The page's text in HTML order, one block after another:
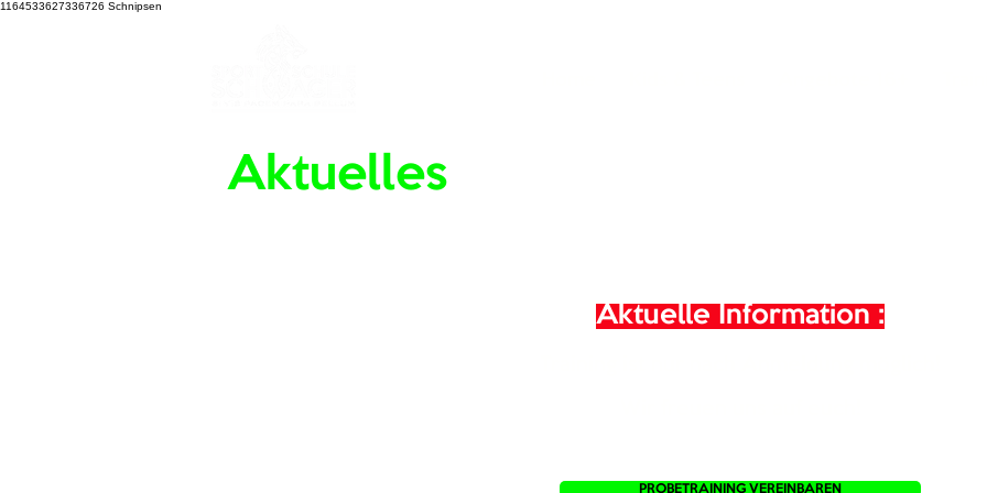
1164533627336726 Schnipsen
Aktuelles
Aktuelle Information :
PROBETRAINING VEREINBAREN